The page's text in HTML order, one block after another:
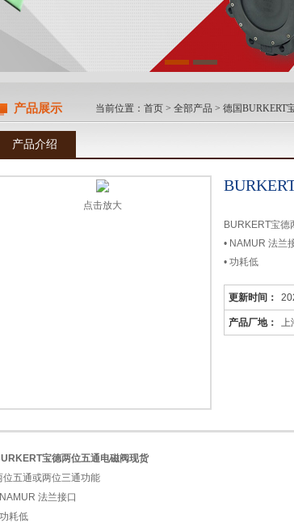
产品展示 当前位置： 首页 > 全部产品 > 德国BURKERT
产品介绍
点击放大
BURKERT宝德
• NAMUR 法兰
• 功耗低
• 推杆线圈
6519 Namur
执行机构，即
更新时间：
产品厂地： 上
宝德两位五通电磁阀现货
位五通或两位三通功能
法兰接口
耗低